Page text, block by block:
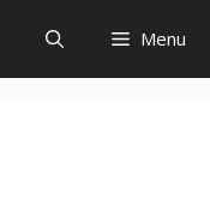
Menu